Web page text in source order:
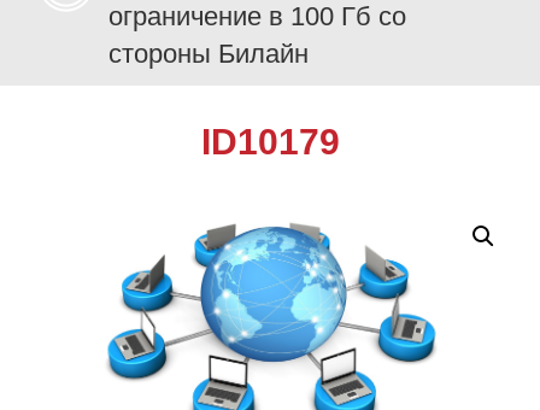
ограничение в 100 Гб со
стороны Билайн
ID10179